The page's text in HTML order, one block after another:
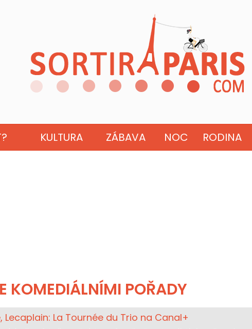
KULTURA ZÁBAVA NOC RODINA
KOMEDIÁLNÍMI POŘADY
Lecaplain: La Tournée du Trio na Canal+